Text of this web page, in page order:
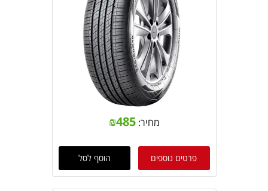
מחיר: ₪485
פרטים נוספים הוסף לסל